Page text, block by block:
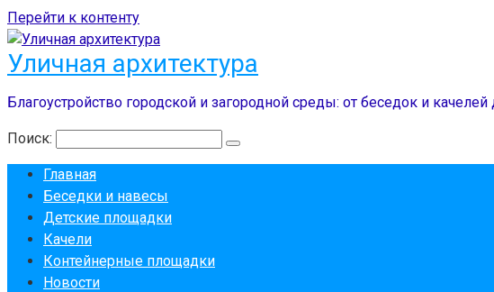
Перейти к контенту
Уличная архитектура
Благоустройство городской и загородной среды: от беседок и
Поиск:
Главная
Беседки и навесы
Детские площадки
Качели
Контейнерные площадки
Новости